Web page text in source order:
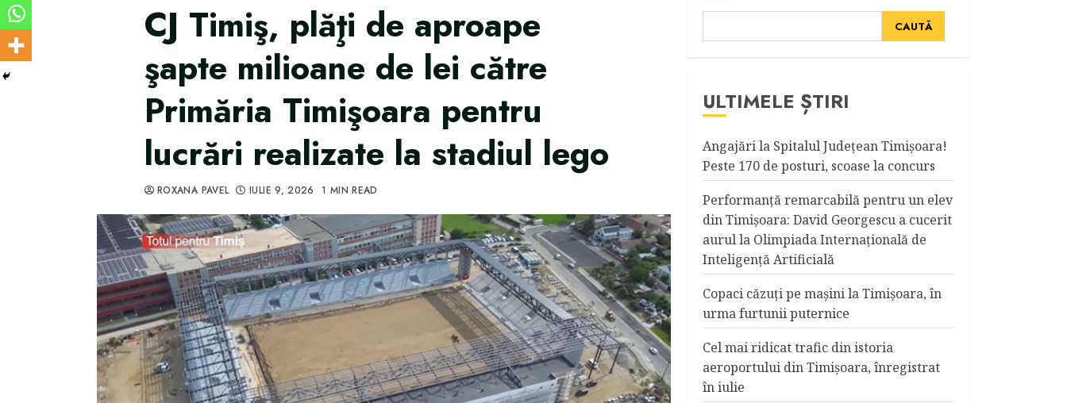
CJ Timiş, plăţi de aproape
şapte milioane de lei către
Primăria Timişoara pentru
lucrări realizate la stadiul lego
ROXANA PAVEL IULIE 9, 2026 1 MIN READ
CAUTĂ
ULTIMELE ȘTIRI
Angajări la Spitalul Judeţean Timişoara!
Peste 170 de posturi, scoase la concurs
Performanță remarcabilă pentru un elev
din Timișoara: David Georgescu a cucerit
aurul la Olimpiada Internațională de
Inteligență Artificială
Copaci căzuţi pe maşini la Timişoara, în
urma furtunii puternice
Cel mai ridicat trafic din istoria
aeroportului din Timişoara, înregistrat
în iulie